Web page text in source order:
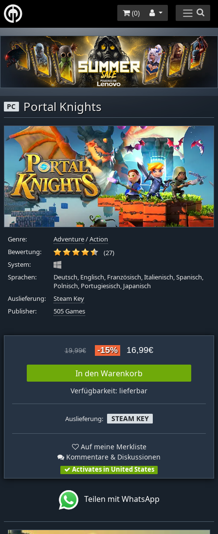
(0)
PC Portal Knights
Genre: Adventure/Action
Bewertung:
(27)
System:
Sprachen:
Deutsch, Englisch, Französisch, Italienisch, Spanisch,
Polnisch, Portugiesisch, Japanisch
Auslieferung:
Steam Key
Publisher:
505 Games
19,99€ -15% 16,99€
In den Warenkorb
Verfügbarkeit: lieferbar
Auslieferung: STEAM KEY
Auf meine Merkliste
Kommentare & Diskussionen
Activates in United States
Teilen mit WhatsApp